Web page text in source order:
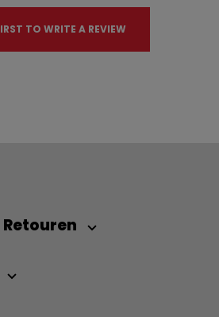
TO WRITE A REVIEW